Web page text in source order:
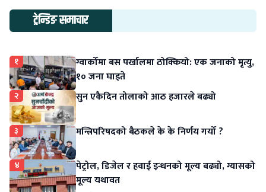
ट्रेन्डिङ समाचार
१
ग्वार्कोमा बस पर्खालमा ठोक्कियो: एक जनाको मृत्यु,
१० जना घाइते
२ सुन एकैदिन तोलाको आठ हजारले बढ्यो
३ मन्त्रिपरिषदको बैठकले के के निर्णय गर्यो ?
४
पेट्रोल, डिजेल र हवाई इन्धनको मूल्य बढ्यो, ग्यासको
मूल्य यथावत